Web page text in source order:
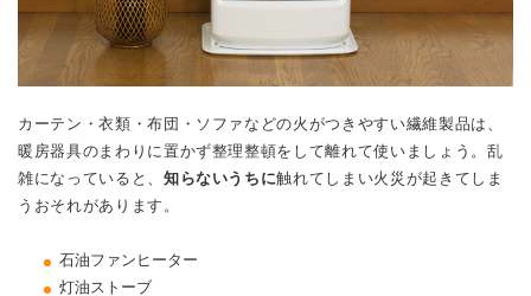
カーテン・衣類・布団・ソファなどの火がつきやすい繊維製品は、
暖房器具のまわりに置かず整理整頓をして離れて使いましょう。乱
雑になっていると、 知らないうちに触れてしまい火災が起きてしま
うおそれがあります。
石油ファンヒーター
灯油ストーブ